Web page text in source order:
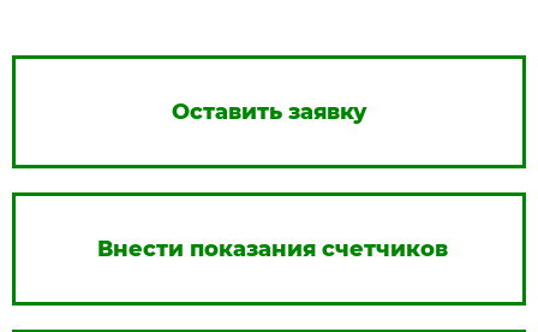
Оставить заявку
Внести показания счетчиков